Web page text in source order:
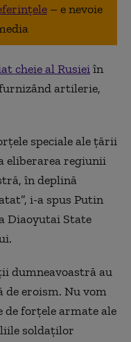
– e nevoie
cheie al Rusieiîn
artilerie,
speciale ale țării
eliberarea regiunii
în deplină
i-a spus Putin
Diaoyutai State
dumneavoastră au
de eroism. Nu vom
forțele armate ale
soldaților